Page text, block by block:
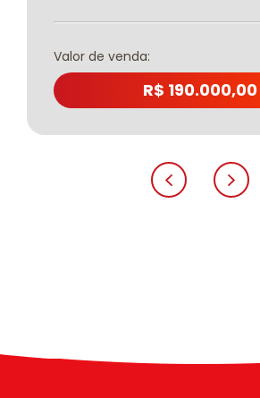
Valor de venda:
R$ 190.000,00